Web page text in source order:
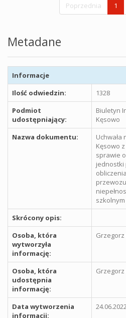
Poprzednia
1
Metadane
Informacje
Ilość odwiedzin:
1328
Podmiot
udostępniający:
Biuletyn
Kęsowo
Nazwa dokumentu:
Uchwała
Kęsowo
sprawie
jednostki
szkolnym
Skrócony opis:
Osoba, która
wytworzyła
informację:
Osoba, która
udostępnia
informację:
Data wytworzenia
informacji:
24.06.2022